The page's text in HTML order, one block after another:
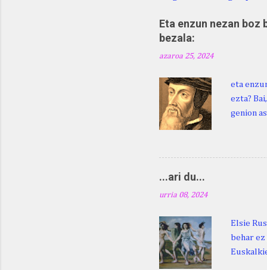
Eta enzun nezan
bezala:
azaroa 25, 2024
eta
ezta?
genion
digu
Duhauk
...ari du...
urria 08, 2024
Elsie
behar